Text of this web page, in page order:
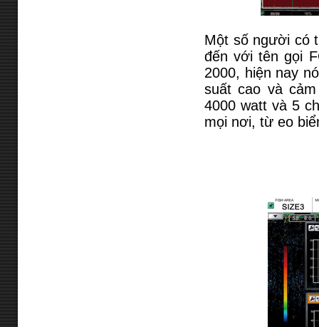
Một số người có
đến với tên gọi
2000, hiện nay
suất cao và
4000 watt và 5
mọi nơi, từ eo